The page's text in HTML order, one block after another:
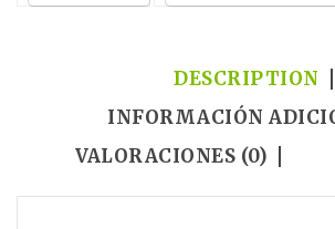
DESCRIPTION
INFORMACIÓN
VALORACIONES (0)